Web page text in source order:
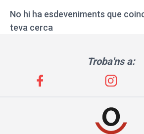
No hi ha esdeveniments que
teva cerca
Troba'ns a: